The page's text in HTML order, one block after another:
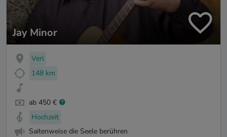
Jay Minor
Verl
148 km
ab 450 €
Hochzeit
Saitenweise die Seele berühren